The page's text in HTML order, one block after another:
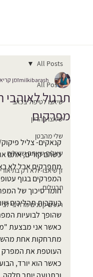
All Posts
שיאצו לטיפול בכאב
שיאצו בהריון
שלי מהבטן
שאלות שאתם שואלים
זן שיאצו- ולא רק
תרגילים
רגעים קטנים מרחיבי לב
All Posts
תרגול
מפרקים
milkibarashזמן קריאה 1
קנאקים- צליל
כשהם קורים, אתם
מתפרקים אבל לא
המפרקים בגוף
חומר סיכוך של
בעקבות תהליכים
שהופך לבועיות
כאשר אני מבצעת
מתרחקות אחת
העוטפת את המפרק
כאשר הוא יורד,